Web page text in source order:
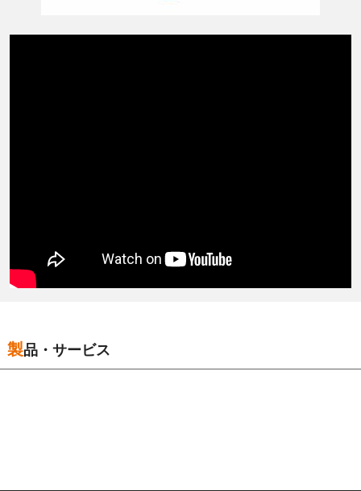
製品・サービス